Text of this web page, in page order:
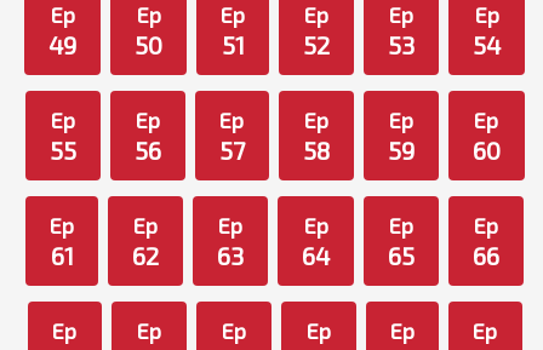
Ep
49
Ep
50
Ep
51
Ep
52
Ep
53
Ep
54
Ep
55
Ep
56
Ep
57
Ep
58
Ep
59
Ep
60
Ep
61
Ep
62
Ep
63
Ep
64
Ep
65
Ep
66
Ep Ep Ep Ep Ep Ep